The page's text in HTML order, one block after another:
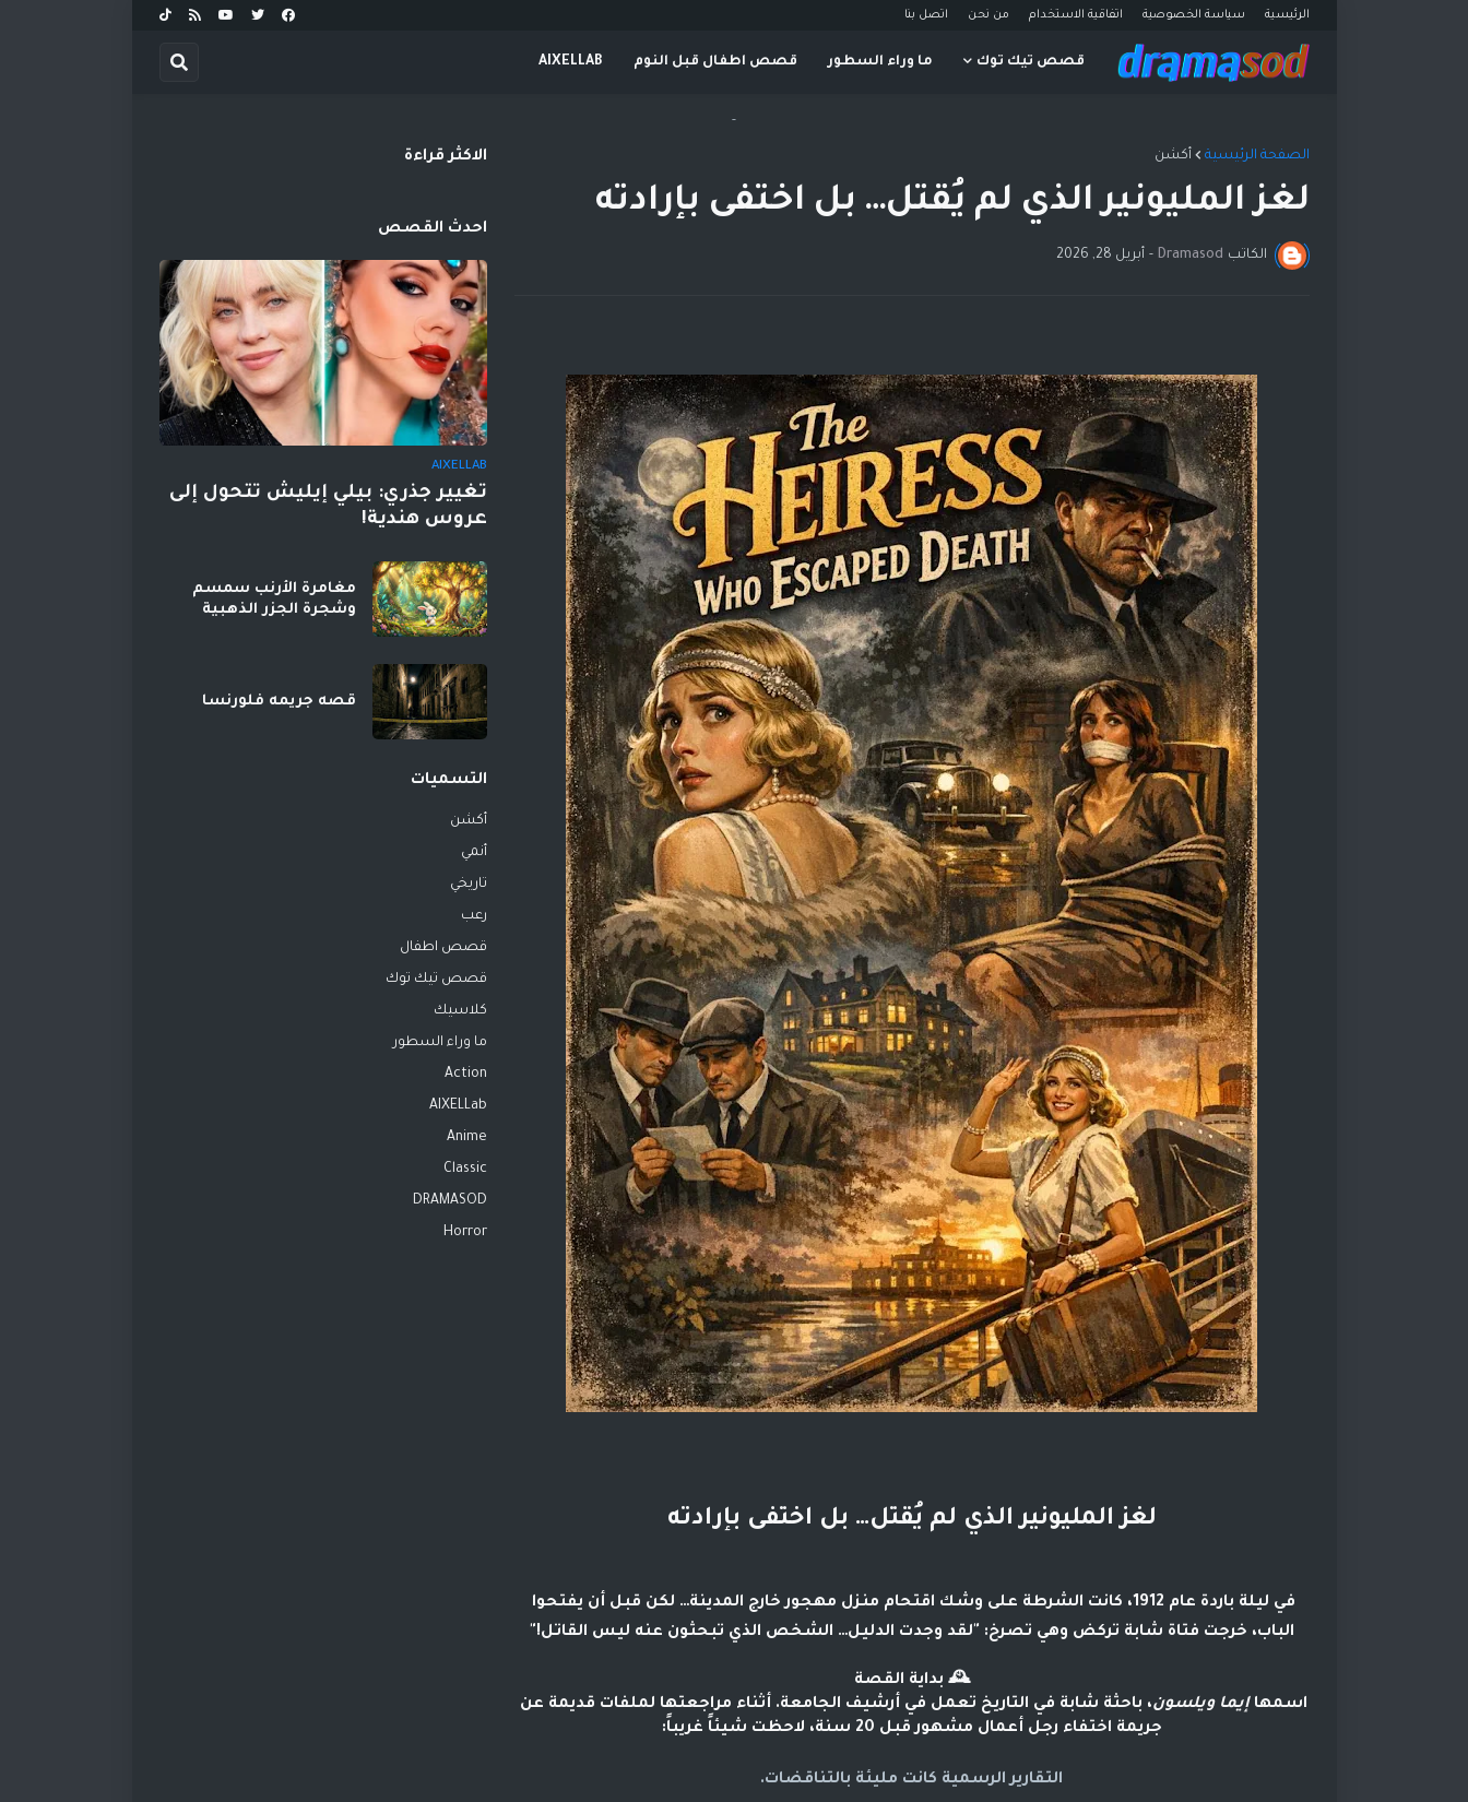
الرئيسية سياسة الخصوصية اتفاقية الاستخدام من نحن اتصل بنا
قصص تيك توك ما وراء السطور قصص اطفال قبل النوم AIXELLAB
-
الصفحة الرئيسية أكشن
لغز المليونير الذي لم يُقتل… بل اختفى بإرادته
الكاتب Dramasod
- أبريل 28, 2026
لغز المليونير الذي لم يُقتل… بل اختفى بإرادته
الباب، خرجت فتاة شابة تركض وهي تصرخ: "لقد وجدت الدليل… الشخص الذي تبحثون عنه ليس القاتل!"
🕰️ بداية القصة
اسمها إيما ويلسون
جريمة اختفاء رجل أعمال مشهور قبل 20 سنة، لاحظت شيئاً غريباً:
التقارير الرسمية كانت مليئة بالتناقضات.
الاكثر قراءة
احدث القصص
AIXELLAB
تغيير جذري: بيلي إيليش تتحول إلى
عروس هندية!
مغامرة الأرنب سمسم
وشجرة الجزر الذهبية
قصه جريمه فلورنسا
التسميات
أكشن
أنمي
تاريخي
رعب
قصص اطفال
قصص تيك توك
كلاسيك
ما وراء السطور
Action
AIXELLab
Anime
Classic
DRAMASOD
Horror